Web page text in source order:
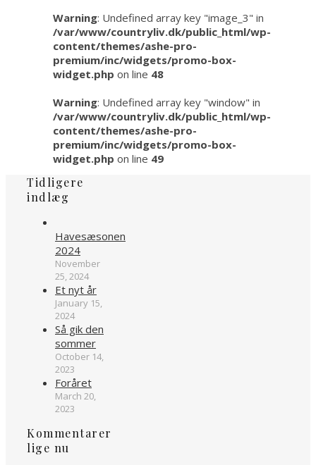
Warning: Undefined array key "image_3" in
/var/www/countryliv.dk/public_html/wp-
content/themes/ashe-pro-
premium/inc/widgets/promo-box-
widget.php on line 48
Warning: Undefined array key "window" in
/var/www/countryliv.dk/public_html/wp-
content/themes/ashe-pro-
premium/inc/widgets/promo-box-
widget.php on line 49
Tidligere
indlæg
Havesæsonen
2024
November
25, 2024
Et nyt år
January 15,
2024
Så gik den
sommer
October 14,
2023
Foråret
March 20,
2023
Kommentarer
lige nu